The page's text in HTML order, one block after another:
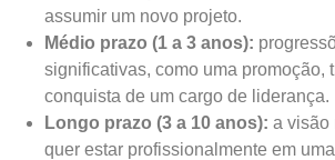
assumir um novo projeto.
Médio prazo (1 a 3 anos):
significativas, como uma promoção,
conquista de um cargo de liderança.
Longo prazo (3 a 10 anos): a visão
quer estar profissionalmente em